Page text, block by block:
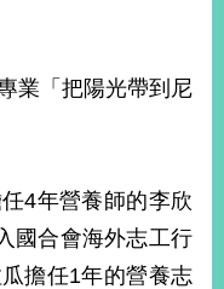
業「把陽光帶到尼
4年營養師的李欣
國合會海外志工行
擔任1年的營養志